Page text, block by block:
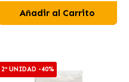
Añadir al Carrito
2ª UNIDAD -40%